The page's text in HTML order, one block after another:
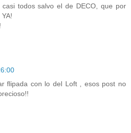
todos salvo el de DECO, que por
flipada con lo del Loft , esos post no